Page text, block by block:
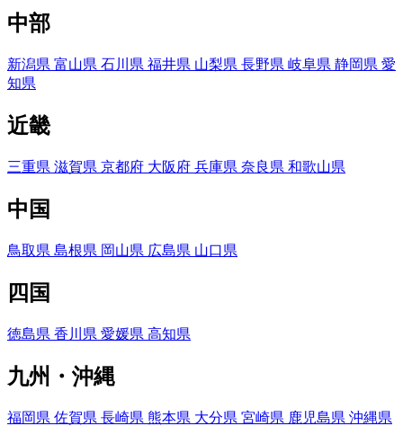
中部
新潟県 富山県 石川県 福井県 山梨県 長野県 岐阜県 静岡県 愛
知県
近畿
三重県 滋賀県 京都府 大阪府 兵庫県 奈良県 和歌山県
中国
鳥取県 島根県 岡山県 広島県 山口県
四国
徳島県 香川県 愛媛県 高知県
九州・沖縄
福岡県 佐賀県 長崎県 熊本県 大分県 宮崎県 鹿児島県 沖縄県